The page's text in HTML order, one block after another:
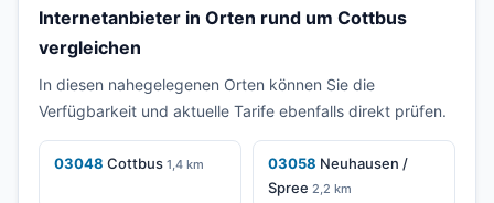
Internetanbieter in Orten rund um Cottbus
vergleichen
In diesen nahegelegenen Orten können Sie die
Verfügbarkeit und aktuelle Tarife ebenfalls direkt prüfen.
03048 Cottbus 1,4 km 03058 Neuhausen /
Spree 2,2 km